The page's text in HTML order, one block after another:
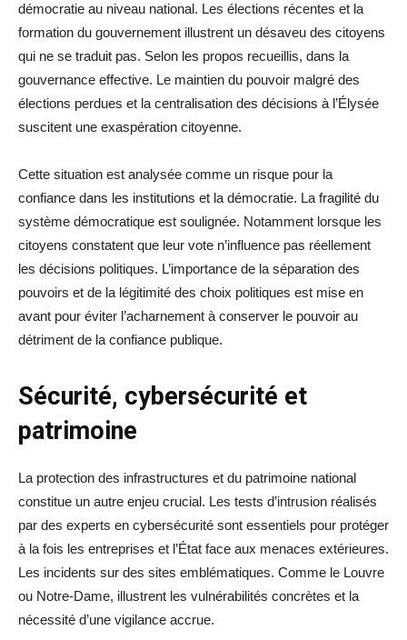
démocratie au niveau national. Les élections récentes et la
formation du gouvernement illustrent un désaveu des citoyens
qui ne se traduit pas. Selon les propos recueillis, dans la
gouvernance effective. Le maintien du pouvoir malgré des
élections perdues et la centralisation des décisions à l’Élysée
suscitent une exaspération citoyenne.
Cette situation est analysée comme un risque pour la
confiance dans les institutions et la démocratie. La fragilité du
système démocratique est soulignée. Notamment lorsque les
citoyens constatent que leur vote n’influence pas réellement
les décisions politiques. L’importance de la séparation des
pouvoirs et de la légitimité des choix politiques est mise en
avant pour éviter l’acharnement à conserver le pouvoir au
détriment de la confiance publique.
Sécurité, cybersécurité et
patrimoine
La protection des infrastructures et du patrimoine national
constitue un autre enjeu crucial. Les tests d’intrusion réalisés
par des experts en cybersécurité sont essentiels pour protéger
à la fois les entreprises et l’État face aux menaces extérieures.
Les incidents sur des sites emblématiques. Comme le Louvre
ou Notre-Dame, illustrent les vulnérabilités concrètes et la
nécessité d’une vigilance accrue.